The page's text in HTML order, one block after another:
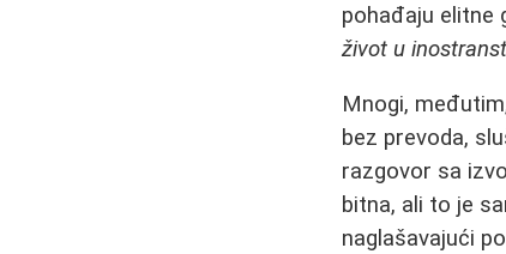
pohađaju elitne
život u
Mnogi,
bez prevoda,
razgovor sa
bitna, ali to je
naglašavajući